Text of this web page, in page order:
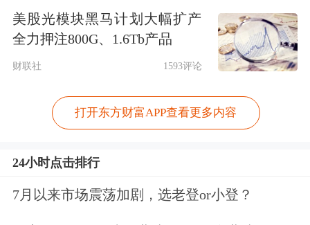
美股光模块黑马计划大幅扩产
全力押注800G、1.6Tb产品
财联社 1593评论
打开东方财富APP查看更多内容
24小时点击排行
7月以来市场震荡加剧，选老登or小登？